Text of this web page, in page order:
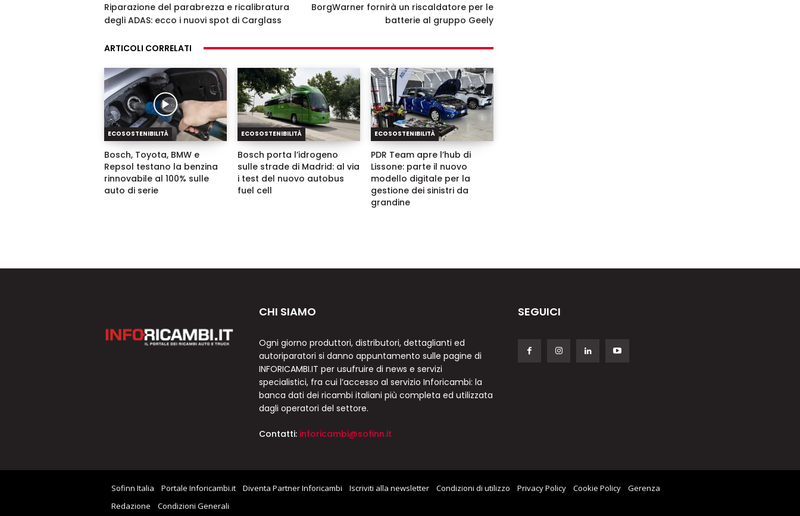
Riparazione del parabrezza e ricalibratura
degli ADAS: ecco i nuovi spot di Carglass
BorgWarner fornirà un riscaldatore per le
batterie al gruppo Geely
ARTICOLI CORRELATI
ECOSOSTENIBILITÀ
Bosch, Toyota, BMW e
Repsol testano la benzina
rinnovabile al 100% sulle
auto di serie
ECOSOSTENIBILITÀ
Bosch porta l’idrogeno
sulle strade di Madrid: al via
i test del nuovo autobus
fuel cell
ECOSOSTENIBILITÀ
PDR Team apre l’hub di
Lissone: parte il nuovo
modello digitale per la
gestione dei sinistri da
grandine
CHI SIAMO
Ogni giorno produttori, distributori, dettaglianti ed
autoriparatori si danno appuntamento sulle pagine di
INFORICAMBI.IT per usufruire di news e servizi
specialistici, fra cui l’accesso al servizio Inforicambi: la
banca dati dei ricambi italiani più completa ed utilizzata
dagli operatori del settore.
Contatti: inforicambi@sofinn.it
SEGUICI
Sofinn Italia Portale Inforicambi.it Diventa Partner Inforicambi Iscriviti alla newsletter Condizioni di utilizzo Privacy Policy Cookie Policy
Gerenza
Redazione
Condizioni Generali